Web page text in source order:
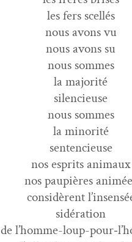
les fers scellés
nous avons vu
nous avons su
nous sommes
la majorité
silencieuse
nous sommes
la minorité
sentencieuse
nos esprits animaux
nos paupières
con­sid­èrent
sidération
de l’homme-loup-